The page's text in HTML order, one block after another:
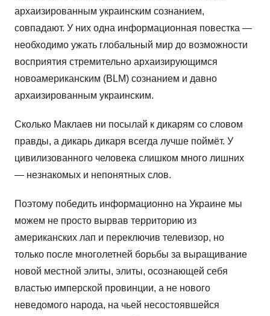
архаизированным украинским сознанием,
совпадают. У них одна информационная повестка —
необходимо ужать глобальный мир до возможности
восприятия стремительно архаизирующимся
новоамериканским (BLM) сознанием и давно
архаизированным украинским.
Сколько Маклаев ни посылай к дикарям со словом
правды, а дикарь дикаря всегда лучше поймёт. У
цивилизованного человека слишком много лишних
— незнакомых и непонятных слов.
Поэтому победить информационно на Украине мы
можем не просто вырвав территорию из
американских лап и переключив телевизор, но
только после многолетней борьбы за выращивание
новой местной элиты, элиты, осознающей себя
властью имперской провинции, а не нового
неведомого народа, на чьей несостоявшейся